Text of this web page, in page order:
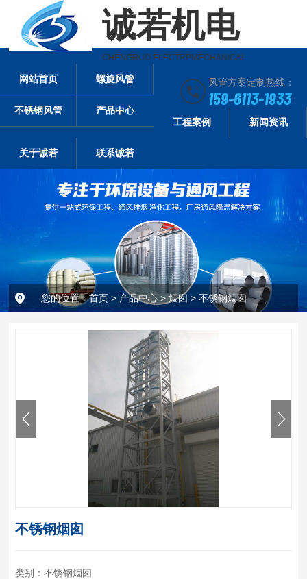
诚若机电
CHENGRUO ELECTRPMECHANICAL
风管方案定制热线：
159-6113-1933
网站首页 螺旋风管
不锈钢风管
产品中心
工程案例
新闻资讯
关于诚若 联系诚若
您的位置：首页> 产品中心> 烟囱 > 不锈钢烟囱
不锈钢烟囱
类别：不锈钢烟囱